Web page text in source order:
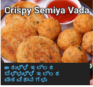
ಈರುಳ್ಳಿ ಇಲ್ಲದ
ಬೆಳ್ಳುಳ್ಳಿ ಇಲ್ಲದ
ಪಾಕವಿಧಾನಗಳು